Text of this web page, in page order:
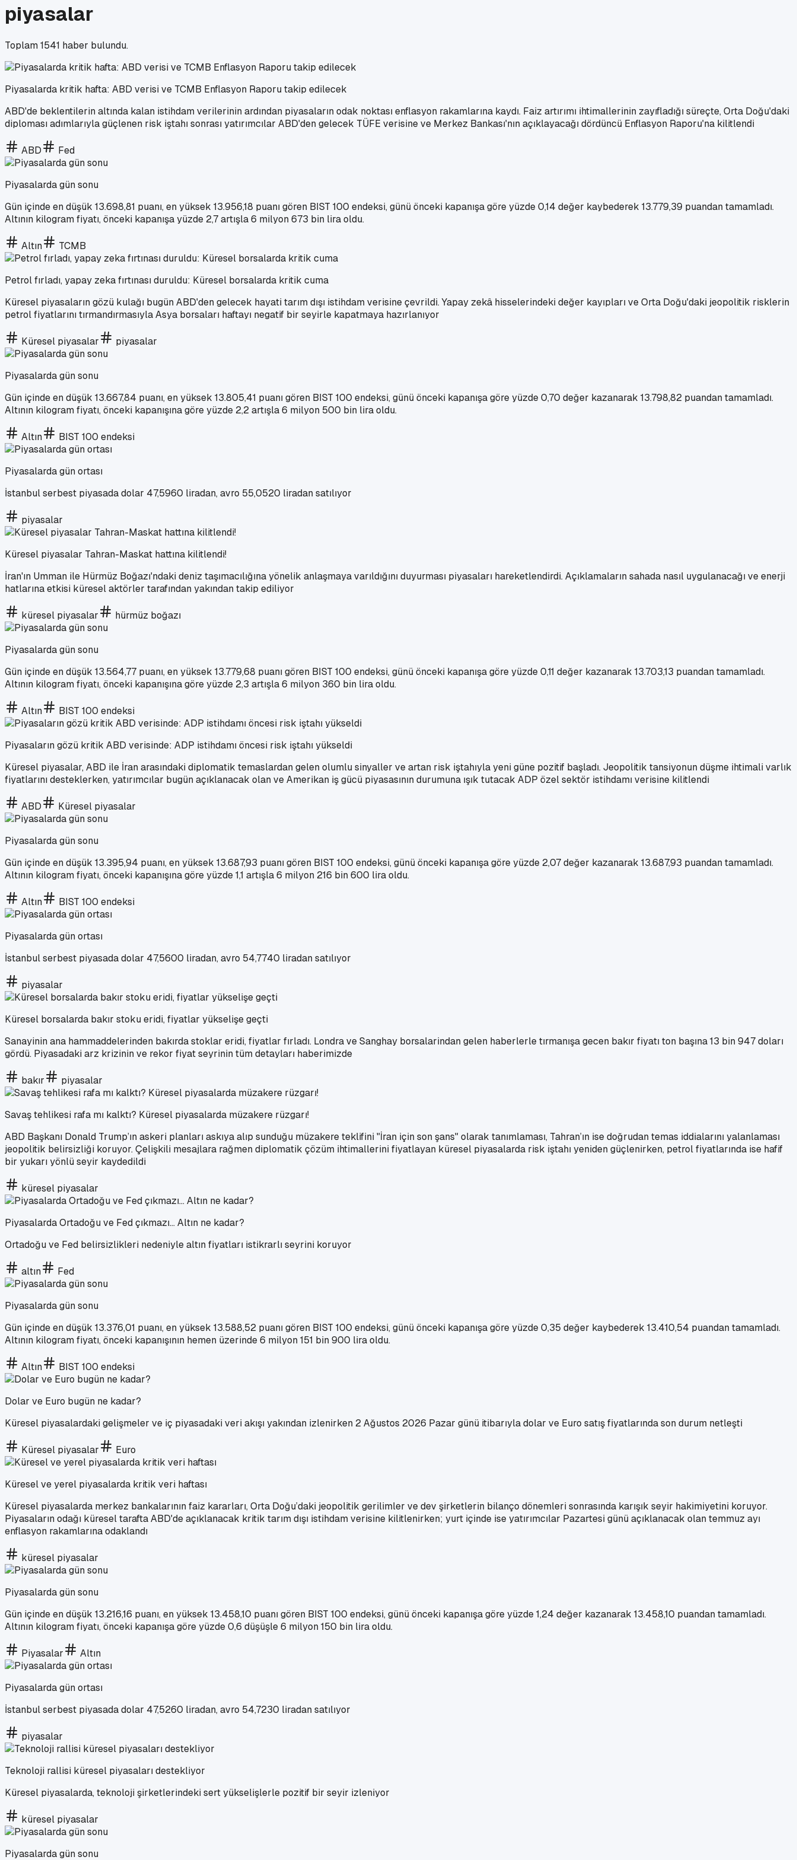
piyasalar
Toplam1541 haber bulundu.
Piyasalarda kritik hafta: ABD verisi ve TCMB Enflasyon Raporu takip edilecek
ABD'de beklentilerin altında kalan istihdam verilerinin ardından piyasaların odak noktası enflasyon rakamlarına kaydı. Faiz artırımı ihtimallerinin zayıfladığı süreçte, Orta Doğu'daki
diploması adımlarıyla güçlenen risk iştahı sonrası yatırımcılar ABD'den gelecek TÜFE verisine ve Merkez Bankası'nın açıklayacağı dördüncü Enflasyon Raporu'na kilitlendi
ABD Fed
Piyasalarda gün sonu
Gün içinde en düşük 13.698,81 puanı, en yüksek 13.956,18 puanı gören BIST 100 endeksi, günü önceki kapanışa göre yüzde 0,14 değer kaybederek 13.779,39 puandan tamamladı.
Altının kilogram fiyatı, önceki kapanışa yüzde 2,7 artışla 6 milyon 673 bin lira oldu.
Altın TCMB
Petrol fırladı, yapay zeka fırtınası duruldu: Küresel borsalarda kritik cuma
Küresel piyasaların gözü kulağı bugün ABD'den gelecek hayati tarım dışı istihdam verisine çevrildi. Yapay zekâ hisselerindeki değer kayıpları ve Orta Doğu'daki jeopolitik risklerin
petrol fiyatlarını tırmandırmasıyla Asya borsaları haftayı negatif bir seyirle kapatmaya hazırlanıyor
Küresel piyasalar piyasalar
Piyasalarda gün sonu
Gün içinde en düşük 13.667,84 puanı, en yüksek 13.805,41 puanı gören BIST 100 endeksi, günü önceki kapanışa göre yüzde 0,70 değer kazanarak 13.798,82 puandan tamamladı.
Altının kilogram fiyatı, önceki kapanışına göre yüzde 2,2 artışla 6 milyon 500 bin lira oldu.
Altın BIST 100 endeksi
Piyasalarda gün ortası
İstanbul serbest piyasada dolar 47,5960 liradan, avro 55,0520 liradan satılıyor
piyasalar
Küresel piyasalar Tahran-Maskat hattına kilitlendi!
İran'ın Umman ile Hürmüz Boğazı'ndaki deniz taşımacılığına yönelik anlaşmaya varıldığını duyurması piyasaları hareketlendirdi. Açıklamaların sahada nasıl uygulanacağı ve enerji
hatlarına etkisi küresel aktörler tarafından yakından takip ediliyor
küresel piyasalar hürmüz boğazı
Piyasalarda gün sonu
Gün içinde en düşük 13.564,77 puanı, en yüksek 13.779,68 puanı gören BIST 100 endeksi, günü önceki kapanışa göre yüzde 0,11 değer kazanarak 13.703,13 puandan tamamladı.
Altının kilogram fiyatı, önceki kapanışına göre yüzde 2,3 artışla 6 milyon 360 bin lira oldu.
Altın BIST 100 endeksi
Piyasaların gözü kritik ABD verisinde: ADP istihdamı öncesi risk iştahı yükseldi
Küresel piyasalar, ABD ile İran arasındaki diplomatik temaslardan gelen olumlu sinyaller ve artan risk iştahıyla yeni güne pozitif başladı. Jeopolitik tansiyonun düşme ihtimali varlık
fiyatlarını desteklerken, yatırımcılar bugün açıklanacak olan ve Amerikan iş gücü piyasasının durumuna ışık tutacak ADP özel sektör istihdamı verisine kilitlendi
ABD Küresel piyasalar
Piyasalarda gün sonu
Gün içinde en düşük 13.395,94 puanı, en yüksek 13.687,93 puanı gören BIST 100 endeksi, günü önceki kapanışa göre yüzde 2,07 değer kazanarak 13.687,93 puandan tamamladı.
Altının kilogram fiyatı, önceki kapanışına göre yüzde 1,1 artışla 6 milyon 216 bin 600 lira oldu.
Altın BIST 100 endeksi
Piyasalarda gün ortası
İstanbul serbest piyasada dolar 47,5600 liradan, avro 54,7740 liradan satılıyor
piyasalar
Küresel borsalarda bakır stoku eridi, fiyatlar yükselişe geçti
Sanayinin ana hammaddelerinden bakırda stoklar eridi, fiyatlar fırladı. Londra ve Sanghay borsalarindan gelen haberlerle tırmanışa gecen bakır fiyatı ton başına 13 bin 947 doları
gördü. Piyasadaki arz krizinin ve rekor fiyat seyrinin tüm detayları haberimizde
bakır piyasalar
Savaş tehlikesi rafa mı kalktı? Küresel piyasalarda müzakere rüzgarı!
ABD Başkanı Donald Trump’ın askeri planları askıya alıp sunduğu müzakere teklifini "İran için son şans" olarak tanımlaması, Tahran’ın ise doğrudan temas iddialarını yalanlaması
jeopolitik belirsizliği koruyor. Çelişkili mesajlara rağmen diplomatik çözüm ihtimallerini fiyatlayan küresel piyasalarda risk iştahı yeniden güçlenirken, petrol fiyatlarında ise hafif
bir yukarı yönlü seyir kaydedildi
küresel piyasalar
Piyasalarda Ortadoğu ve Fed çıkmazı… Altın ne kadar?
Ortadoğu ve Fed belirsizlikleri nedeniyle altın fiyatları istikrarlı seyrini koruyor
altın Fed
Piyasalarda gün sonu
Gün içinde en düşük 13.376,01 puanı, en yüksek 13.588,52 puanı gören BIST 100 endeksi, günü önceki kapanışa göre yüzde 0,35 değer kaybederek 13.410,54 puandan tamamladı.
Altının kilogram fiyatı, önceki kapanışının hemen üzerinde 6 milyon 151 bin 900 lira oldu.
Altın BIST 100 endeksi
Dolar ve Euro bugün ne kadar?
Küresel piyasalardaki gelişmeler ve iç piyasadaki veri akışı yakından izlenirken 2 Ağustos 2026 Pazar günü itibarıyla dolar ve Euro satış fiyatlarında son durum netleşti
Küresel piyasalar Euro
Küresel ve yerel piyasalarda kritik veri haftası
Küresel piyasalarda merkez bankalarının faiz kararları, Orta Doğu’daki jeopolitik gerilimler ve dev şirketlerin bilanço dönemleri sonrasında karışık seyir hakimiyetini koruyor.
Piyasaların odağı küresel tarafta ABD'de açıklanacak kritik tarım dışı istihdam verisine kilitlenirken; yurt içinde ise yatırımcılar Pazartesi günü açıklanacak olan temmuz ayı
enflasyon rakamlarına odaklandı
küresel piyasalar
Piyasalarda gün sonu
Gün içinde en düşük 13.216,16 puanı, en yüksek 13.458,10 puanı gören BIST 100 endeksi, günü önceki kapanışa göre yüzde 1,24 değer kazanarak 13.458,10 puandan tamamladı.
Altının kilogram fiyatı, önceki kapanışa göre yüzde 0,6 düşüşle 6 milyon 150 bin lira oldu.
Piyasalar Altın
Piyasalarda gün ortası
İstanbul serbest piyasada dolar 47,5260 liradan, avro 54,7230 liradan satılıyor
piyasalar
Teknoloji rallisi küresel piyasaları destekliyor
Küresel piyasalarda, teknoloji şirketlerindeki sert yükselişlerle pozitif bir seyir izleniyor
küresel piyasalar
Piyasalarda gün sonu